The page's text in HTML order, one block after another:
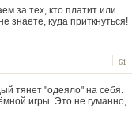
за тех, кто платит или
знаете, куда приткнуться!
61
тянет "одеяло" на себя.
игры. Это не гуманно,